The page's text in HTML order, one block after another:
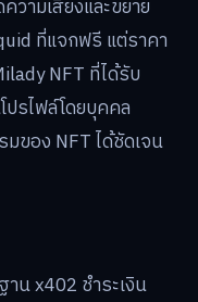
วามเสี่ยงและขยาย
ที่แจกฟรี แต่ราคา
NFT ที่ได้รับ
ปรไฟล์โดยบุคคล
ของ NFT ได้ชัดเจน
น x402 ชำระเงิน